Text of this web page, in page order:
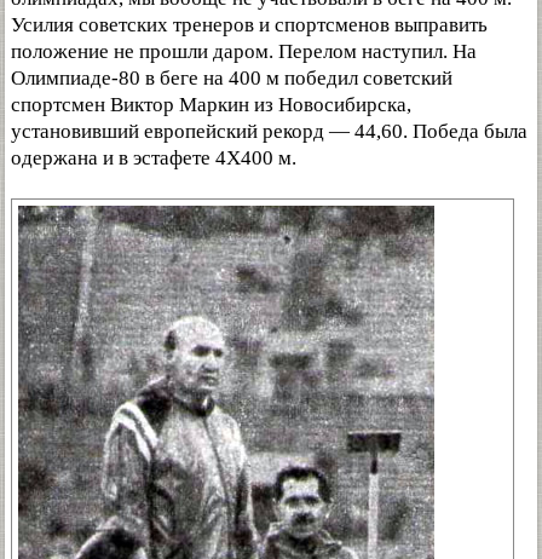
Усилия советских тренеров и спортсменов выправить
положение не прошли даром. Перелом наступил. На
Олимпиаде-80 в беге на 400 м победил советский
спортсмен Виктор Маркин из Новосибирска,
установивший европейский рекорд — 44,60. Победа была
одержана и в эстафете 4X400 м.